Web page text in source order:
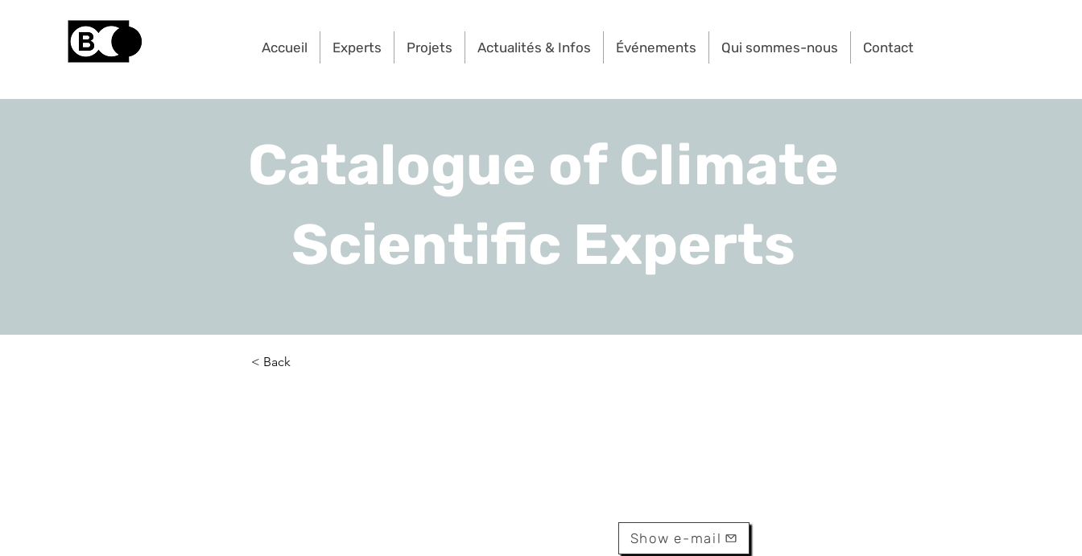
Accueil Experts Projets Actualités & Infos Événements Qui sommes-nous Contact
Catalogue of Climate
Scientific Experts
Show e-mail
< Back